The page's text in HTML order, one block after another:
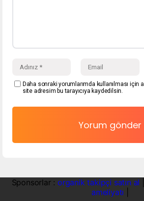
Daha sonraki yorumlarımda kullanılması için
site adresim bu tarayıcıya kaydedilsin.
Sponsorlar : organik takipçi satın al
ameliyatı